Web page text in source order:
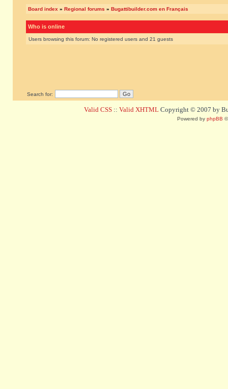
Board index » Regional forums » Bugattibuilder.com en Français
Who is online
Users browsing this forum: No registered users and 21 guests
Search for:
Valid CSS :: Valid XHTML Copyright © 2007 by
Powered by phpBB